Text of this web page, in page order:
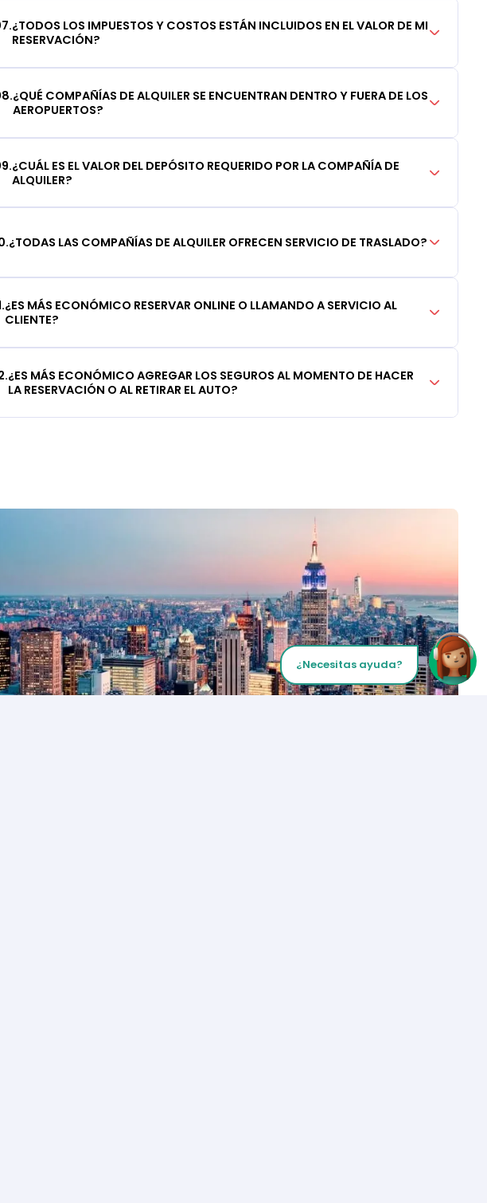
.¿TODOS LOS IMPUESTOS Y COSTOS ESTÁN INCLUIDOS EN EL VALOR DE MI
RESERVACIÓN?
.¿QUÉ COMPAÑÍAS DE ALQUILER SE ENCUENTRAN DENTRO Y FUERA DE LOS
AEROPUERTOS?
.¿CUÁL ES EL VALOR DEL DEPÓSITO REQUERIDO POR LA COMPAÑÍA DE
ALQUILER?
.¿TODAS LAS COMPAÑÍAS DE ALQUILER OFRECEN SERVICIO DE TRASLADO?
.¿ES MÁS ECONÓMICO RESERVAR ONLINE O LLAMANDO A SERVICIO AL
CLIENTE?
.¿ES MÁS ECONÓMICO AGREGAR LOS SEGUROS AL MOMENTO DE HACER
LA RESERVACIÓN O AL RETIRAR EL AUTO?
¿Necesitas ayuda?